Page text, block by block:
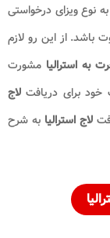
نوع ویزای درخواستی
باشد. از این رو لازم
به استرالیا مشورت
برای دریافت لاج
لاج استرالیا به شرح